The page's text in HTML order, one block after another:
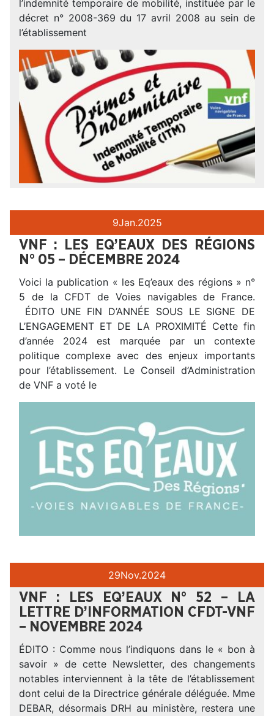
l’indemnité temporaire de mobilité, instituée par le
décret n° 2008-369 du 17 avril 2008 au sein de
l’établissement
9Jan.2025
VNF : LES EQ’EAUX DES RÉGIONS
N° 05 – DÉCEMBRE 2024
Voici la publication « les Eq’eaux des régions » n°
5 de la CFDT de Voies navigables de France.
ÉDITO UNE FIN D’ANNÉE SOUS LE SIGNE DE
L’ENGAGEMENT ET DE LA PROXIMITÉ Cette fin
d’année 2024 est marquée par un contexte
politique complexe avec des enjeux importants
pour l’établissement. Le Conseil d’Administration
de VNF a voté le
29Nov.2024
VNF : LES EQ’EAUX N° 52 – LA
LETTRE D’INFORMATION CFDT-VNF
– NOVEMBRE 2024
ÉDITO : Comme nous l’indiquons dans le « bon à
savoir » de cette Newsletter, des changements
notables interviennent à la tête de l’établissement
dont celui de la Directrice générale déléguée. Mme
DEBAR, désormais DRH au ministère, restera une